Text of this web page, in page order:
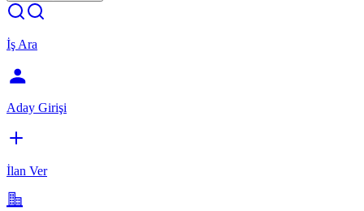
İş Ara
Aday Girişi
İlan Ver